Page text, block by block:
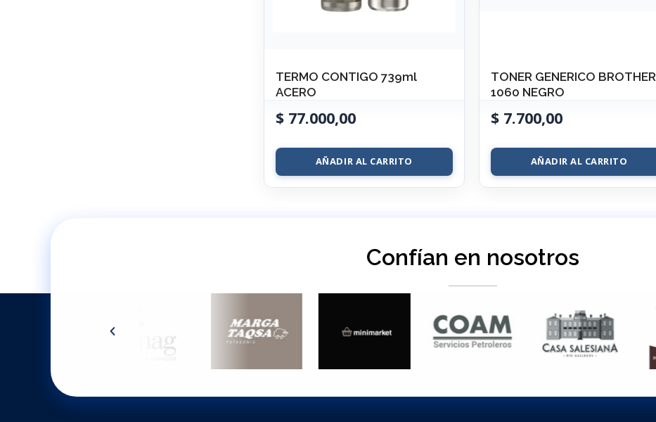
TERMO CONTIGO 739ml
ACERO
$ 77.000,00
AÑADIR AL CARRITO
TONER GENERICO BROTHER
1060 NEGRO
$7.700,00
AÑADIR AL CARRITO
Confían en nosotros